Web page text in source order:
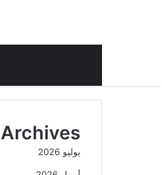
Archives
يوليو 2026